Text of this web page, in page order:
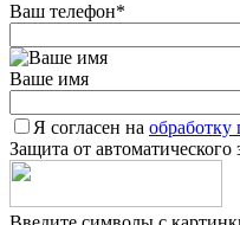
Ваш телефон*
Ваше имя
Я согласен на
Защита от автоматического